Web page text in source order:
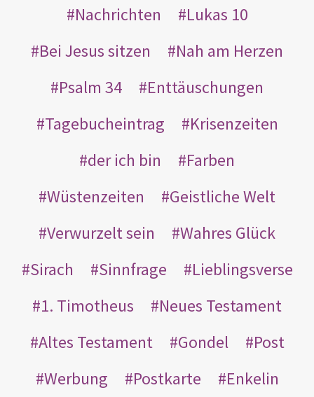
Nachrichten
Lukas 10
Bei Jesus sitzen
Nah am Herzen
Psalm 34
Enttäuschungen
Tagebucheintrag
Krisenzeiten
der ich bin
Farben
Wüstenzeiten
Geistliche Welt
Verwurzelt sein
Wahres Glück
Sirach
Sinnfrage
Lieblingsverse
1. Timotheus
Neues Testament
Altes Testament
Gondel
Post
Werbung
Postkarte
Enkelin